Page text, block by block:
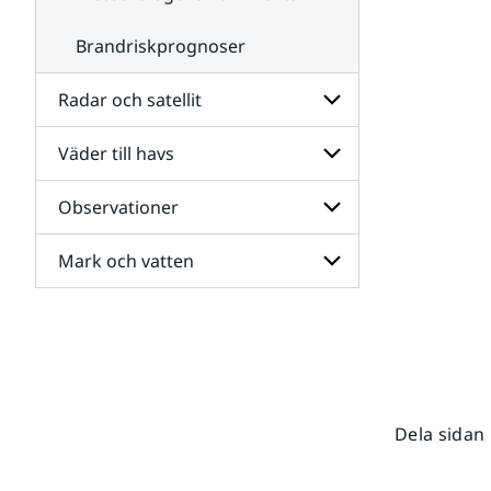
Brandriskprognoser
Radar och satellit
Undersidor
för
Radar
och
satellit
Väder till havs
Undersidor
för
Väder
till
havs
Observationer
Undersidor
för
Mark och vatten
Dela sidan